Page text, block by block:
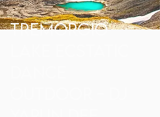
TREMORGIO